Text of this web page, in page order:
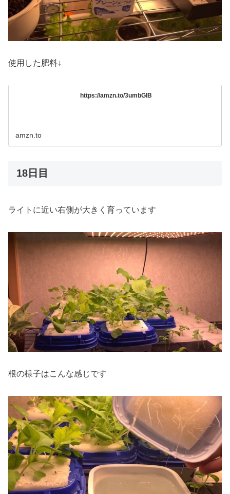
使用した肥料↓
https://amzn.to/3umbGlB
amzn.to
18日目
ライトに近い右側が大きく育っています
根の様子はこんな感じです